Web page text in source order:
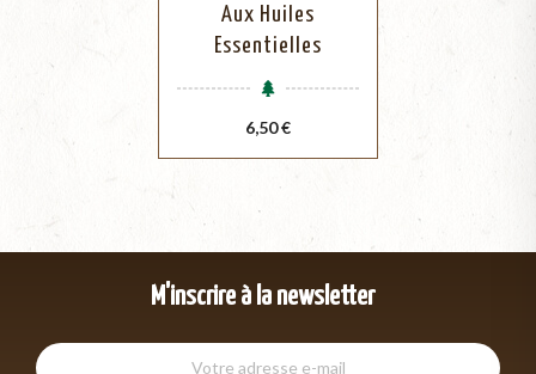
Aux Huiles
Essentielles
Prix
6,50 €
M'inscrire à la newsletter